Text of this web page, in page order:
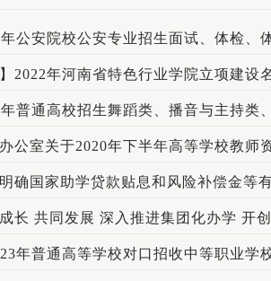
公安院校公安专业招生面试、体检、
】2022年河南省特色行业学院立项建设
公室关于2020年下半年高等学校教师
确国家助学贷款贴息和风险补偿金等
长 共同发展 深入推进集团化办学 开
年普通高等学校对口招收中等职业学